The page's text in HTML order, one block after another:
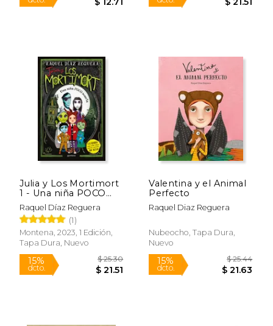
15%
dcto.
15%
dcto.
Julia y Los Mortimort
1 - Una niña POCO
muerta
Raquel Díaz Reguera
(1)
Montena, 2023, 1 Edición,
Tapa Dura, Nuevo
Valentina y el Animal
Perfecto
Raquel Diaz Reguera
Nubeocho, Tapa Dura,
Nuevo